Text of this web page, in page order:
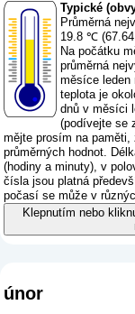
Typické
Průměrná
19.8 ℃
Na počátku
průměrná
měsíce leden
teplota je
dnů v měsíci
(podívejte se
mějte prosím na
průměrných hodnot.
(hodiny a minuty), v
čísla jsou platná
počasí se může v
Klepnutím nebo
únor